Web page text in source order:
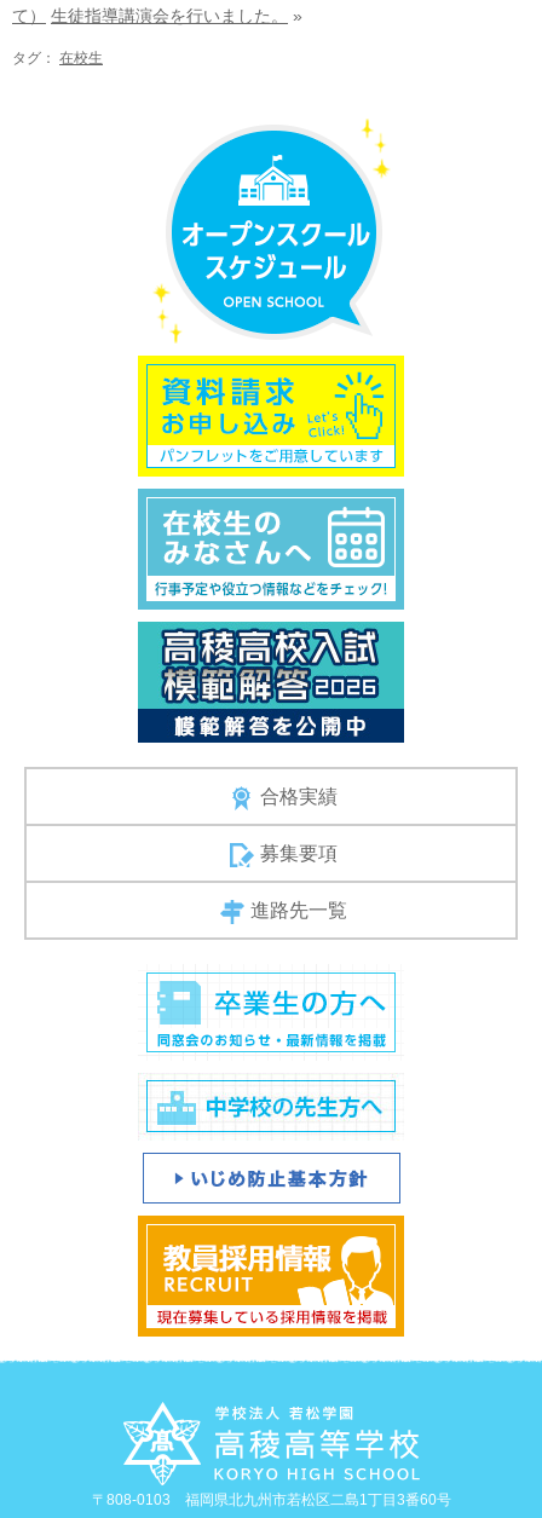
て）
生徒指導講演会を行いました。 »
タグ： 在校生
合格実績
募集要項
進路先一覧
〒808-0103 福岡県北九州市若松区二島1丁目3番60号